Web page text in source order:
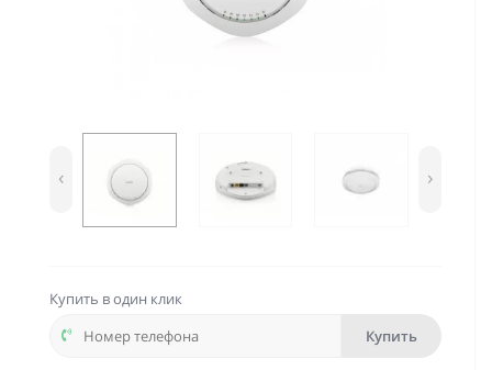
‹ ›
Купить в один клик
Купить